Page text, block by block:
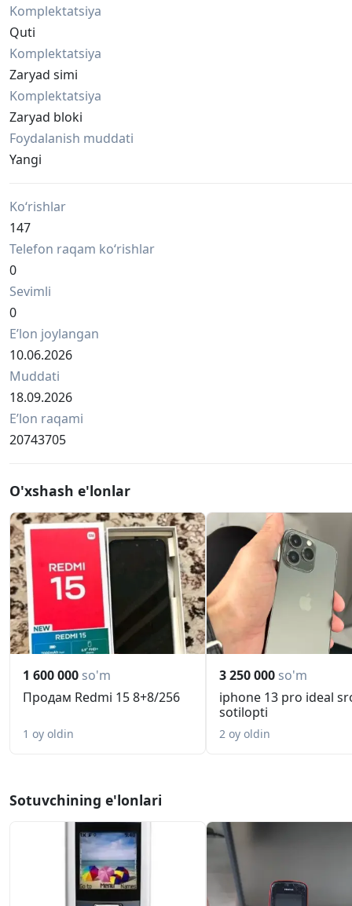
Komplektatsiya
Quti
Komplektatsiya
Zaryad simi
Komplektatsiya
Zaryad bloki
Foydalanish muddati
Yangi
Ko‘rishlar
147
Telefon raqam ko‘rishlar
0
Sevimli
0
Eʼlon joylangan
10.06.2026
Muddati
18.09.2026
Eʼlon raqami
20743705
O'xshash e'lonlar
1 600 000 so'm
Продам Redmi 15 8+8/256
1 oy oldin
3 250 000 so'm
iphone 13 pro ideal
sotilopti
2 oy oldin
Sotuvchining e'lonlari